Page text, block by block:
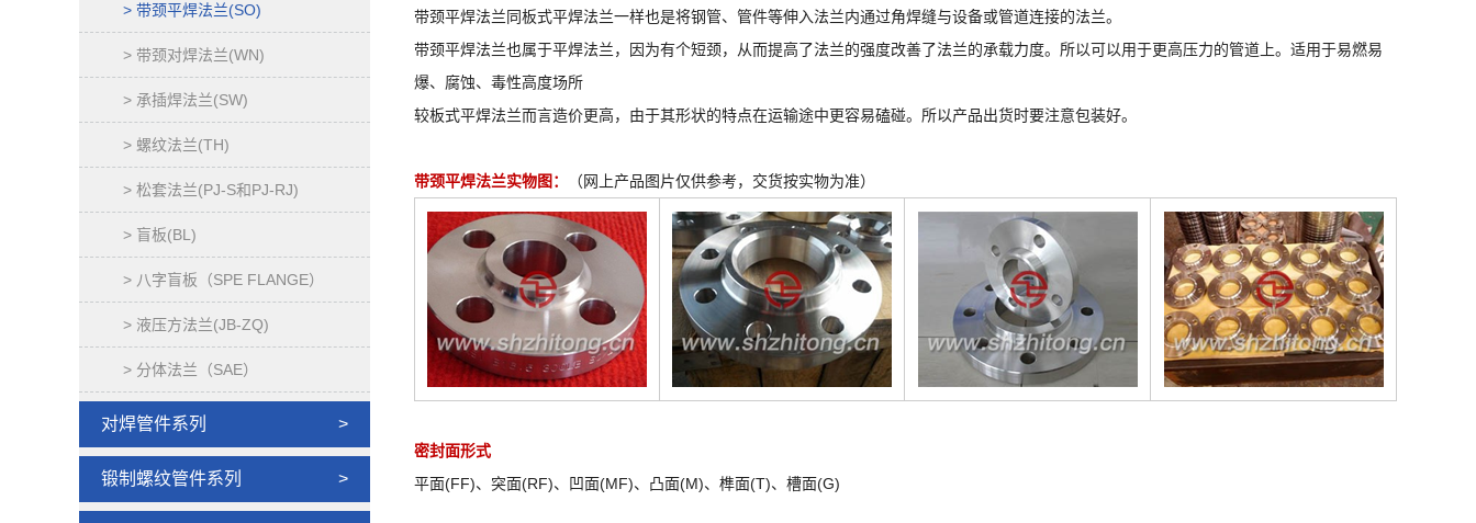
> 带颈平焊法兰(SO)
> 带颈对焊法兰(WN)
> 承插焊法兰(SW)
> 螺纹法兰(TH)
> 松套法兰(PJ-S和PJ-RJ)
> 盲板(BL)
> 八字盲板（SPE FLANGE）
> 液压方法兰(JB-ZQ)
> 分体法兰（SAE）
>
对焊管件系列
>
锻制螺纹管件系列
带颈平焊法兰同板式平焊法兰一样也是将钢管、管件等伸入法兰内通过角焊缝与设备或管道连接的法兰。
带颈平焊法兰也属于平焊法兰，因为有个短颈，从而提高了法兰的强度改善了法兰的承载力度。所以可以用于更高压力的管道上。适用于易燃易
爆、腐蚀、毒性高度场所
较板式平焊法兰而言造价更高，由于其形状的特点在运输途中更容易磕碰。所以产品出货时要注意包装好。
带颈平焊法兰实物图： （网上产品图片仅供参考，交货按实物为准）
密封面形式
平面(FF)、突面(RF)、凹面(MF)、凸面(M)、榫面(T)、槽面(G)